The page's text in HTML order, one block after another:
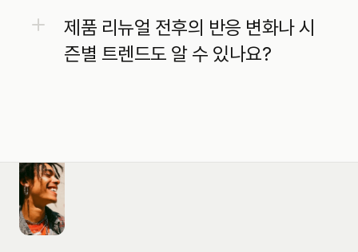
제품 리뉴얼 전후의 반응 변화나 시
즌별 트렌드도 알 수 있나요?